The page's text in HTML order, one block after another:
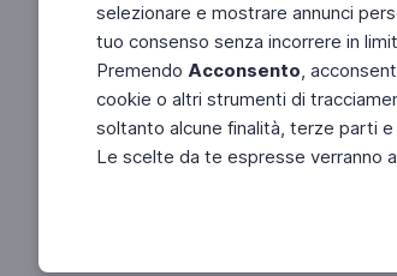
selezionare e mostrare annunci
tuo consenso senza incorrere in
Premendo Acconsento,
cookie o altri strumenti di
soltanto alcune finalità, terze parti
Le scelte da te espresse verranno